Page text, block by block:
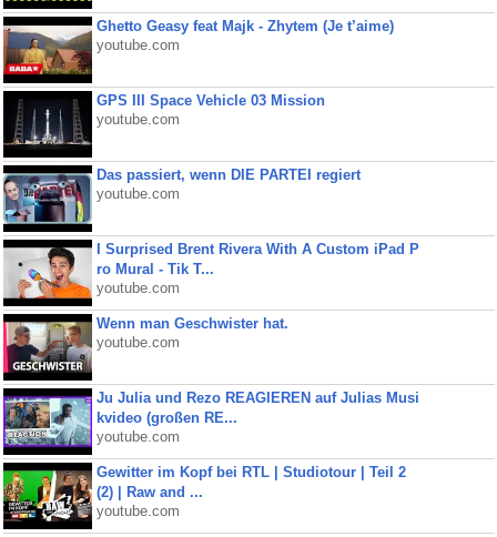
Ghetto Geasy feat Majk - Zhytem (Je t’aime)
youtube.com
GPS III Space Vehicle 03 Mission
youtube.com
Das passiert, wenn DIE PARTEI regiert
youtube.com
I Surprised Brent Rivera With A Custom iPad P
ro Mural - Tik T...
youtube.com
Wenn man Geschwister hat.
youtube.com
Ju Julia und Rezo REAGIEREN auf Julias Musi
kvideo (großen RE...
youtube.com
Gewitter im Kopf bei RTL | Studiotour | Teil 2
(2) | Raw and ...
youtube.com